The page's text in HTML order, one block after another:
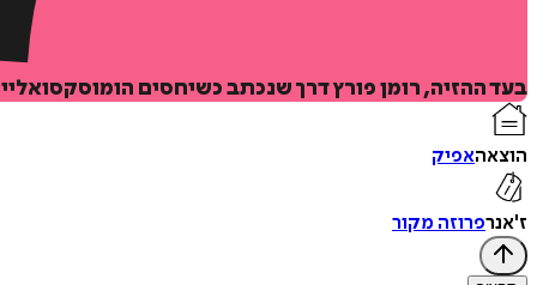
בעד ההזיה, רומן פורץ דרך שנכתב כשיחסים
הוצאהאפיק
ז'אנרפרוזה מקור